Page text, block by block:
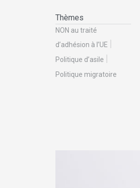
Thèmes
NON au traité
d’adhésion à l’UE
Politique d’asile
Politique migratoire